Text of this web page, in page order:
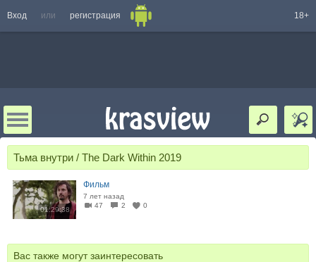
Вход или регистрация 18+
Тьма внутри / The Dark Within 2019
01:29:38
Фильм
7 лет назад
47
2 0
Вас также могут заинтересовать